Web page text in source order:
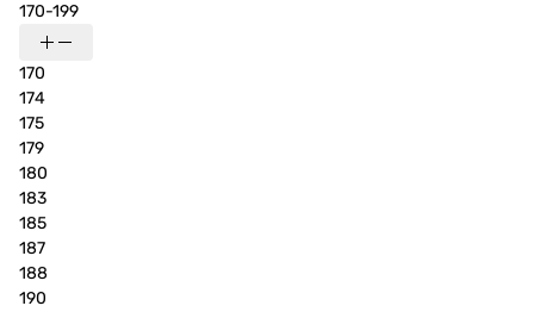
170-199
170
174
175
179
180
183
185
187
188
190